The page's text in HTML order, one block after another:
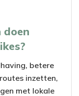
doen
betere
inzetten,
met lokale